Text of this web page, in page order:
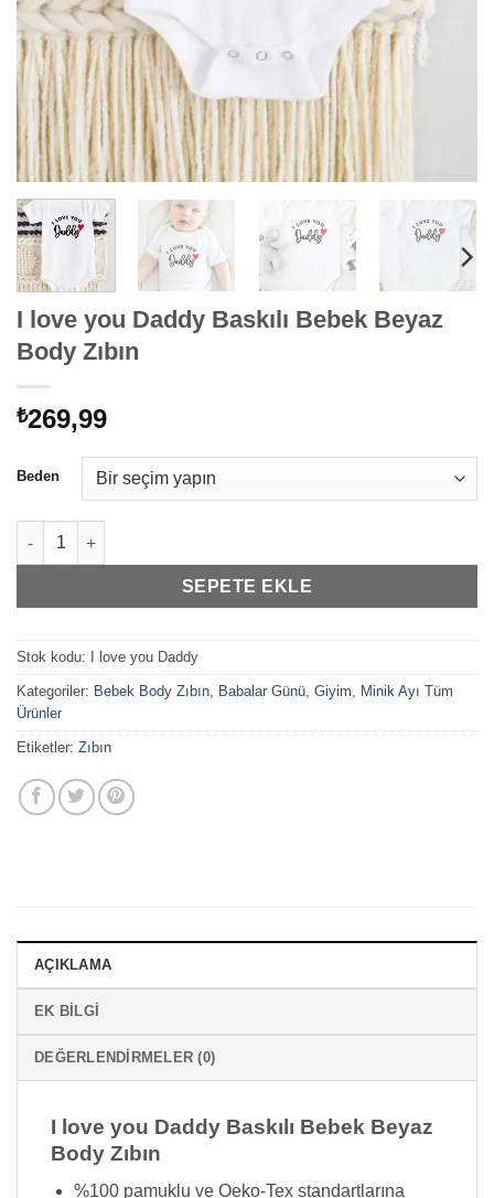
I love you Daddy Baskılı Bebek Beyaz
Body Zıbın
₺269,99
Beden
I love you Daddy Baskılı Bebek Beyaz Body Zıbın adet
SEPETE EKLE
Stok kodu: I love you Daddy
Kategoriler: Bebek Body Zıbın Babalar Günü Giyim
Minik Ayı Tüm
Ürünler
Etiketler: Zıbın
AÇIKLAMA
EK BILGI
DEĞERLENDIRMELER (0)
I love you Daddy Baskılı Bebek Beyaz
Body Zıbın
%100 pamuklu ve Oeko-Tex standartlarına